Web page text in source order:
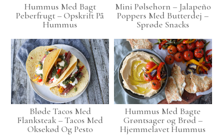
Hummus Med Bagt
Peberfrugt – Opskrift På
Hummus
Mini Pølsehorn – Jalapeño
Poppers Med Butterdej –
Sprøde Snacks
Bløde Tacos Med
Flanksteak – Tacos Med
Oksekød Og Pesto
Hummus Med Bagte
Grøntsager og Brød –
Hjemmelavet Hummus